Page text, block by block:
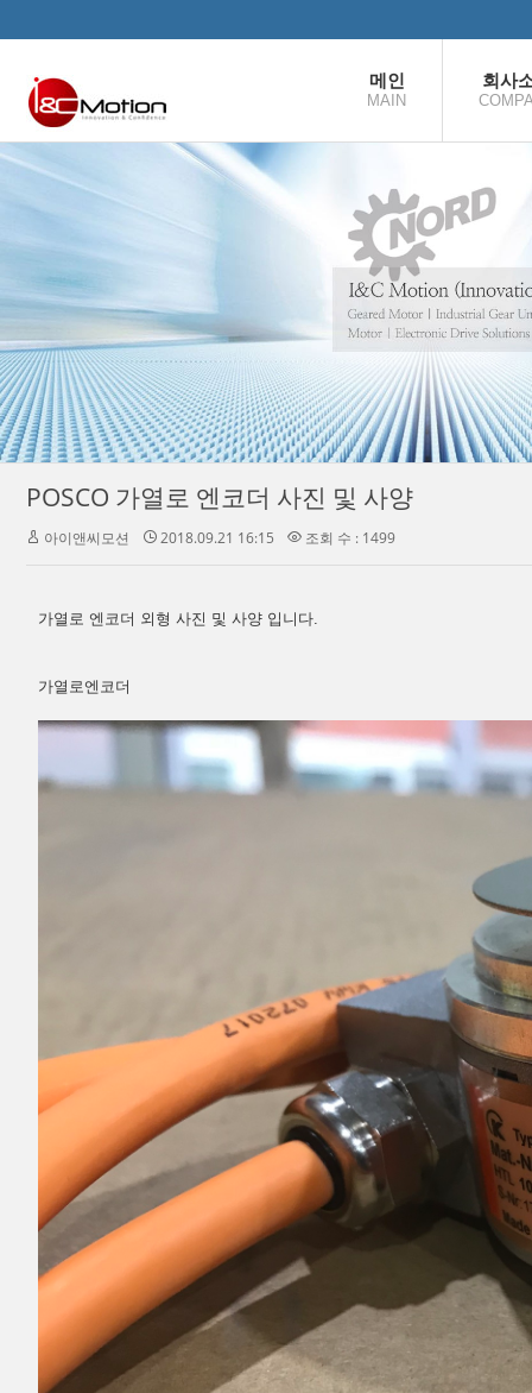
메인
MAIN
회사
POSCO 가열로 엔코더 사진 및 사양
아이앤씨모션 2018.09.21 16:15 조회 수 : 1499
가열로 엔코더 외형 사진 및 사양 입니다.
가열로엔코더